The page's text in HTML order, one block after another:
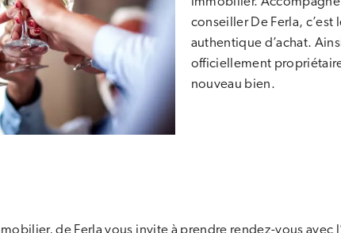
conseiller De Ferla, c’est
authentique d’achat.
officiellement
nouveau bien.
de Ferla vous invite à prendre rendez-vous avec